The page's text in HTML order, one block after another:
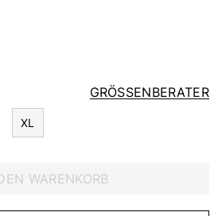
GRÖSSENBERATER
XL
WARENKORB